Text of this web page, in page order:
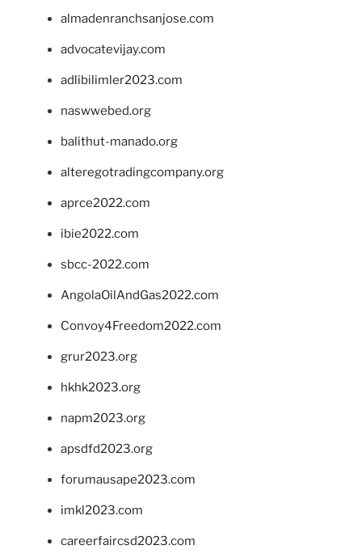
almadenranchsanjose.com
advocatevijay.com
adlibilimler2023.com
naswwebed.org
balithut-manado.org
alteregotradingcompany.org
aprce2022.com
ibie2022.com
sbcc-2022.com
AngolaOilAndGas2022.com
Convoy4Freedom2022.com
grur2023.org
hkhk2023.org
napm2023.org
apsdfd2023.org
forumausape2023.com
imkl2023.com
careerfaircsd2023.com